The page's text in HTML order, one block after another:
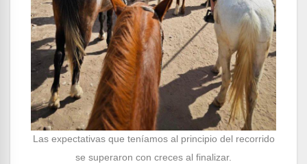
Las expectativas que teníamos al principio del recorrido
se superaron con creces al finalizar.